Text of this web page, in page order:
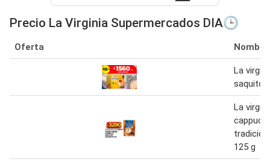
Precio La Virginia Supermercados DIA🕒
Oferta Nombre
La
saquitos
La
125 g